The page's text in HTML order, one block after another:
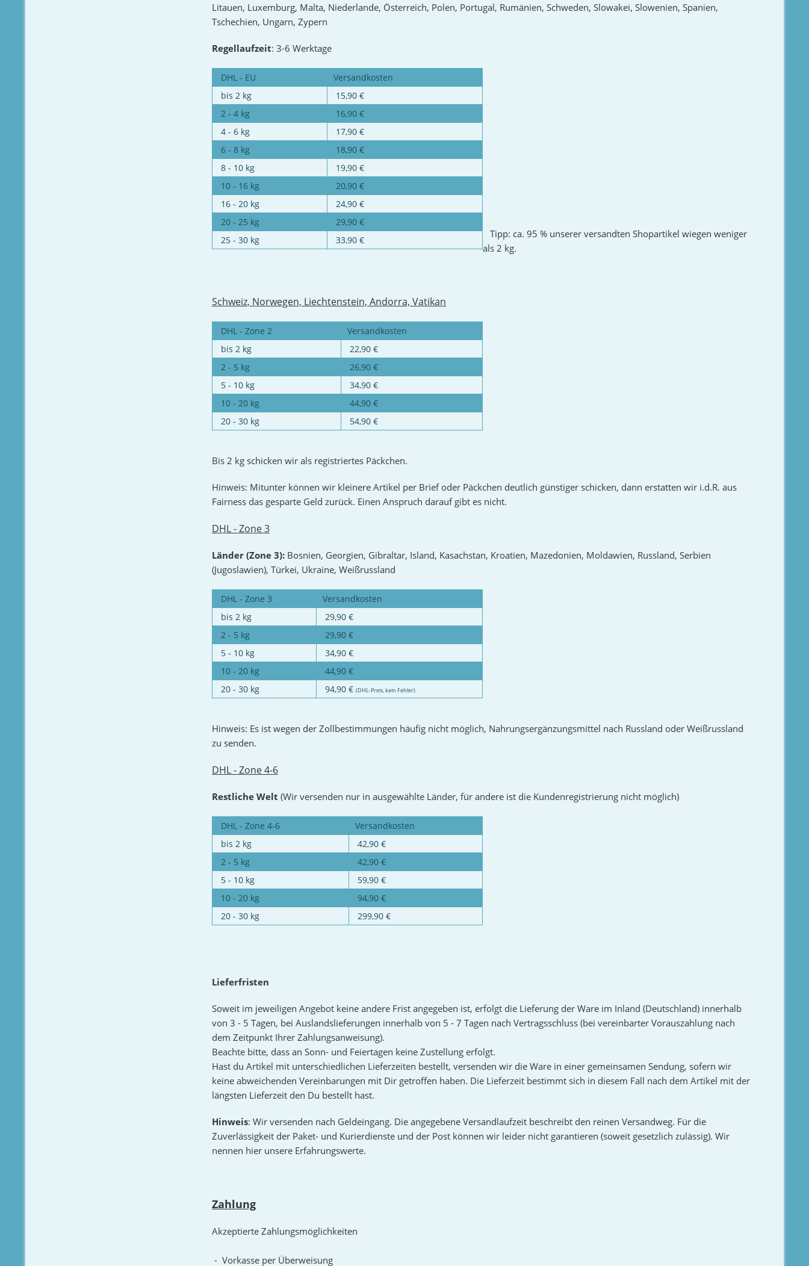
Litauen, Luxemburg, Malta, Niederlande, Österreich, Polen, Portugal, Rumänien, Schweden, Slowakei, Slowenien, Spanien,
Tschechien, Ungarn, Zypern
Regellaufzeit: 3-6 Werktage
DHL - EU
Versandkosten
bis 2 kg
15,90 €
2 - 4 kg
16,90 €
4 - 6 kg
17,90 €
6 - 8 kg
18,90 €
8 - 10 kg
19,90 €
10 - 16 kg
20,90 €
16 - 20 kg
24,90 €
20 - 25 kg
29,90 €
25 - 30 kg
33,90 €
Tipp: ca. 95 % unserer versandten Shopartikel wiegen weniger
als 2 kg.
Schweiz, Norwegen, Liechtenstein, Andorra, Vatikan
DHL - Zone 2
Versandkosten
bis 2 kg
22,90 €
2 - 5 kg
26,90 €
5 - 10 kg
34,90 €
10 - 20 kg
44,90 €
20 - 30 kg
54,90 €
Bis 2 kg schicken wir als registriertes Päckchen.
Hinweis: Mitunter können wir kleinere Artikel per Brief oder Päckchen deutlich günstiger schicken, dann erstatten wir i.d.R. aus
Fairness das gesparte Geld zurück. Einen Anspruch darauf gibt es nicht.
DHL - Zone 3
Länder (Zone 3): Bosnien, Georgien, Gibraltar, Island, Kasachstan, Kroatien, Mazedonien, Moldawien, Russland, Serbien
(Jugoslawien), Türkei, Ukraine, Weißrussland
DHL - Zone 3
Versandkosten
bis 2 kg
29,90 €
2 - 5 kg
29,90 €
5 - 10 kg
34,90 €
10 - 20 kg
44,90 €
20 - 30 kg
94,90 € (DHL-Preis, kein Fehler)
Hinweis: Es ist wegen der Zollbestimmungen häufig nicht möglich, Nahrungsergänzungsmittel nach Russland oder Weißrussland
zu senden.
DHL - Zone 4-6
Restliche Welt (Wir versenden nur in ausgewählte Länder, für andere ist die Kundenregistrierung nicht möglich)
DHL - Zone 4-6
Versandkosten
bis 2 kg
42,90 €
2 - 5 kg
42,90 €
5 - 10 kg
59,90 €
10 - 20 kg
94,90 €
20 - 30 kg
299,90 €
Lieferfristen
Soweit im jeweiligen Angebot keine andere Frist angegeben ist, erfolgt die Lieferung der Ware im Inland (Deutschland) innerhalb
von 3 - 5 Tagen, bei Auslandslieferungen innerhalb von 5 - 7 Tagen nach Vertragsschluss (bei vereinbarter Vorauszahlung nach
dem Zeitpunkt Ihrer Zahlungsanweisung).
Beachte bitte, dass an Sonn- und Feiertagen keine Zustellung erfolgt.
Hast du Artikel mit unterschiedlichen Lieferzeiten bestellt, versenden wir die Ware in einer gemeinsamen Sendung, sofern wir
keine abweichenden Vereinbarungen mit Dir getroffen haben. Die Lieferzeit bestimmt sich in diesem Fall nach dem Artikel mit der
längsten Lieferzeit den Du bestellt hast.
Hinweis: Wir versenden nach Geldeingang. Die angegebene Versandlaufzeit beschreibt den reinen Versandweg. Für die
Zuverlässigkeit der Paket- und Kurierdienste und der Post können wir leider nicht garantieren (soweit gesetzlich zulässig). Wir
nennen hier unsere Erfahrungswerte.
Zahlung
Akzeptierte Zahlungsmöglichkeiten
- Vorkasse per Überweisung